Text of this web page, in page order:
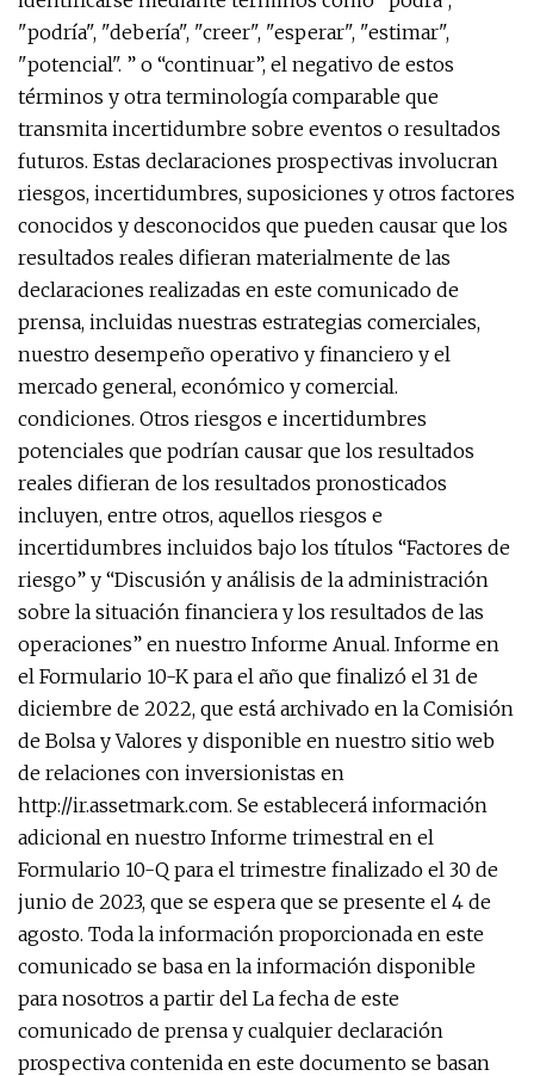
"podría", "debería", "creer", "esperar", "estimar",
"potencial". ” o “continuar”, el negativo de estos
términos y otra terminología comparable que
transmita incertidumbre sobre eventos o resultados
futuros. Estas declaraciones prospectivas involucran
riesgos, incertidumbres, suposiciones y otros factores
conocidos y desconocidos que pueden causar que los
resultados reales difieran materialmente de las
declaraciones realizadas en este comunicado de
prensa, incluidas nuestras estrategias comerciales,
nuestro desempeño operativo y financiero y el
mercado general, económico y comercial.
condiciones. Otros riesgos e incertidumbres
potenciales que podrían causar que los resultados
reales difieran de los resultados pronosticados
incluyen, entre otros, aquellos riesgos e
incertidumbres incluidos bajo los títulos “Factores de
riesgo” y “Discusión y análisis de la administración
sobre la situación financiera y los resultados de las
operaciones” en nuestro Informe Anual. Informe en
el Formulario 10-K para el año que finalizó el 31 de
diciembre de 2022, que está archivado en la Comisión
de Bolsa y Valores y disponible en nuestro sitio web
de relaciones con inversionistas en
http://ir.assetmark.com. Se establecerá información
adicional en nuestro Informe trimestral en el
Formulario 10-Q para el trimestre finalizado el 30 de
junio de 2023, que se espera que se presente el 4 de
agosto. Toda la información proporcionada en este
comunicado se basa en la información disponible
para nosotros a partir del La fecha de este
comunicado de prensa y cualquier declaración
prospectiva contenida en este documento se basan